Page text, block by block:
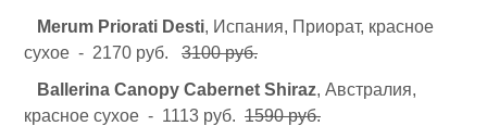
Merum Priorati Desti, Испания, Приорат, красное
сухое - 2170 руб. 3100 руб.
Ballerina Canopy Cabernet Shiraz, Австралия,
красное сухое - 1113 руб. 1590 руб.